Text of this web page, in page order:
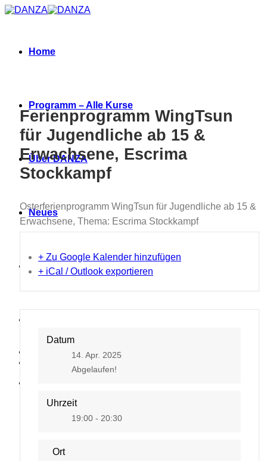
Zum
Home
Programm – Alle Kurse
Über DANZA
Neues
Termine
Ferienprogramm WingTsun
für Jugendliche ab 15 &
Erwachsene, Escrima
Stockkampf
Osterferienprogramm WingTsun für Jugendliche ab 15 &
Erwachsene, Thema: Escrima Stockkampf
+ Zu Google Kalender hinzufügen
+ iCal / Outlook exportieren
Datum
14. Apr. 2025
Abgelaufen!
Uhrzeit
19:00 - 20:30
Ort